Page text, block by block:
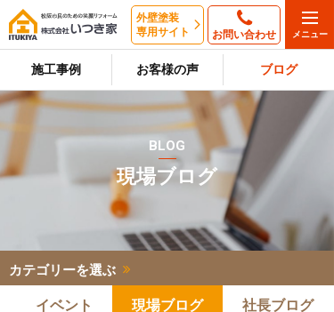
外壁塗装
専用サイト
お問い合わせ
施工事例 お客様の声 ブログ
BLOG
現場ブログ
カテゴリーを選ぶ
イベント 現場ブログ 社長ブログ